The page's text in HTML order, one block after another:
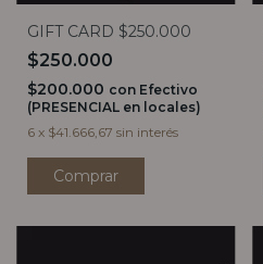
GIFT CARD $250.000
$250.000
$200.000 con Efectivo
(PRESENCIAL en locales)
6 x $41.666,67 sin interés